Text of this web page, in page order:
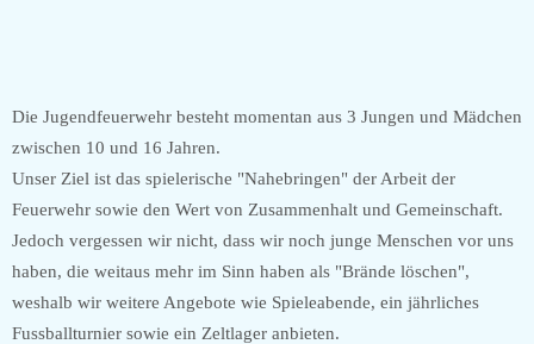
Die Jugendfeuerwehr besteht momentan aus 3 Jungen und Mädchen
zwischen 10 und 16 Jahren.
Unser Ziel ist das spielerische "Nahebringen" der Arbeit der
Feuerwehr sowie den Wert von Zusammenhalt und Gemeinschaft.
Jedoch vergessen wir nicht, dass wir noch junge Menschen vor uns
haben, die weitaus mehr im Sinn haben als "Brände löschen",
weshalb wir weitere Angebote wie Spieleabende, ein jährliches
Fussballturnier sowie ein Zeltlager anbieten.